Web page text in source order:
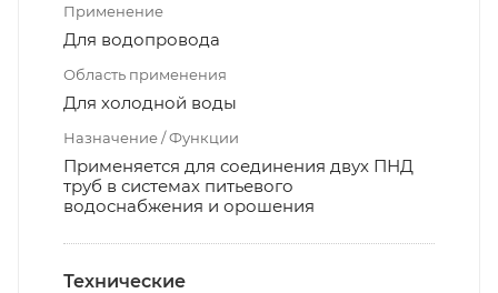
Применение
Для водопровода
Область применения
Для холодной воды
Назначение / Функции
Применяется для соединения двух ПНД
труб в системах питьевого
водоснабжения и орошения
Технические